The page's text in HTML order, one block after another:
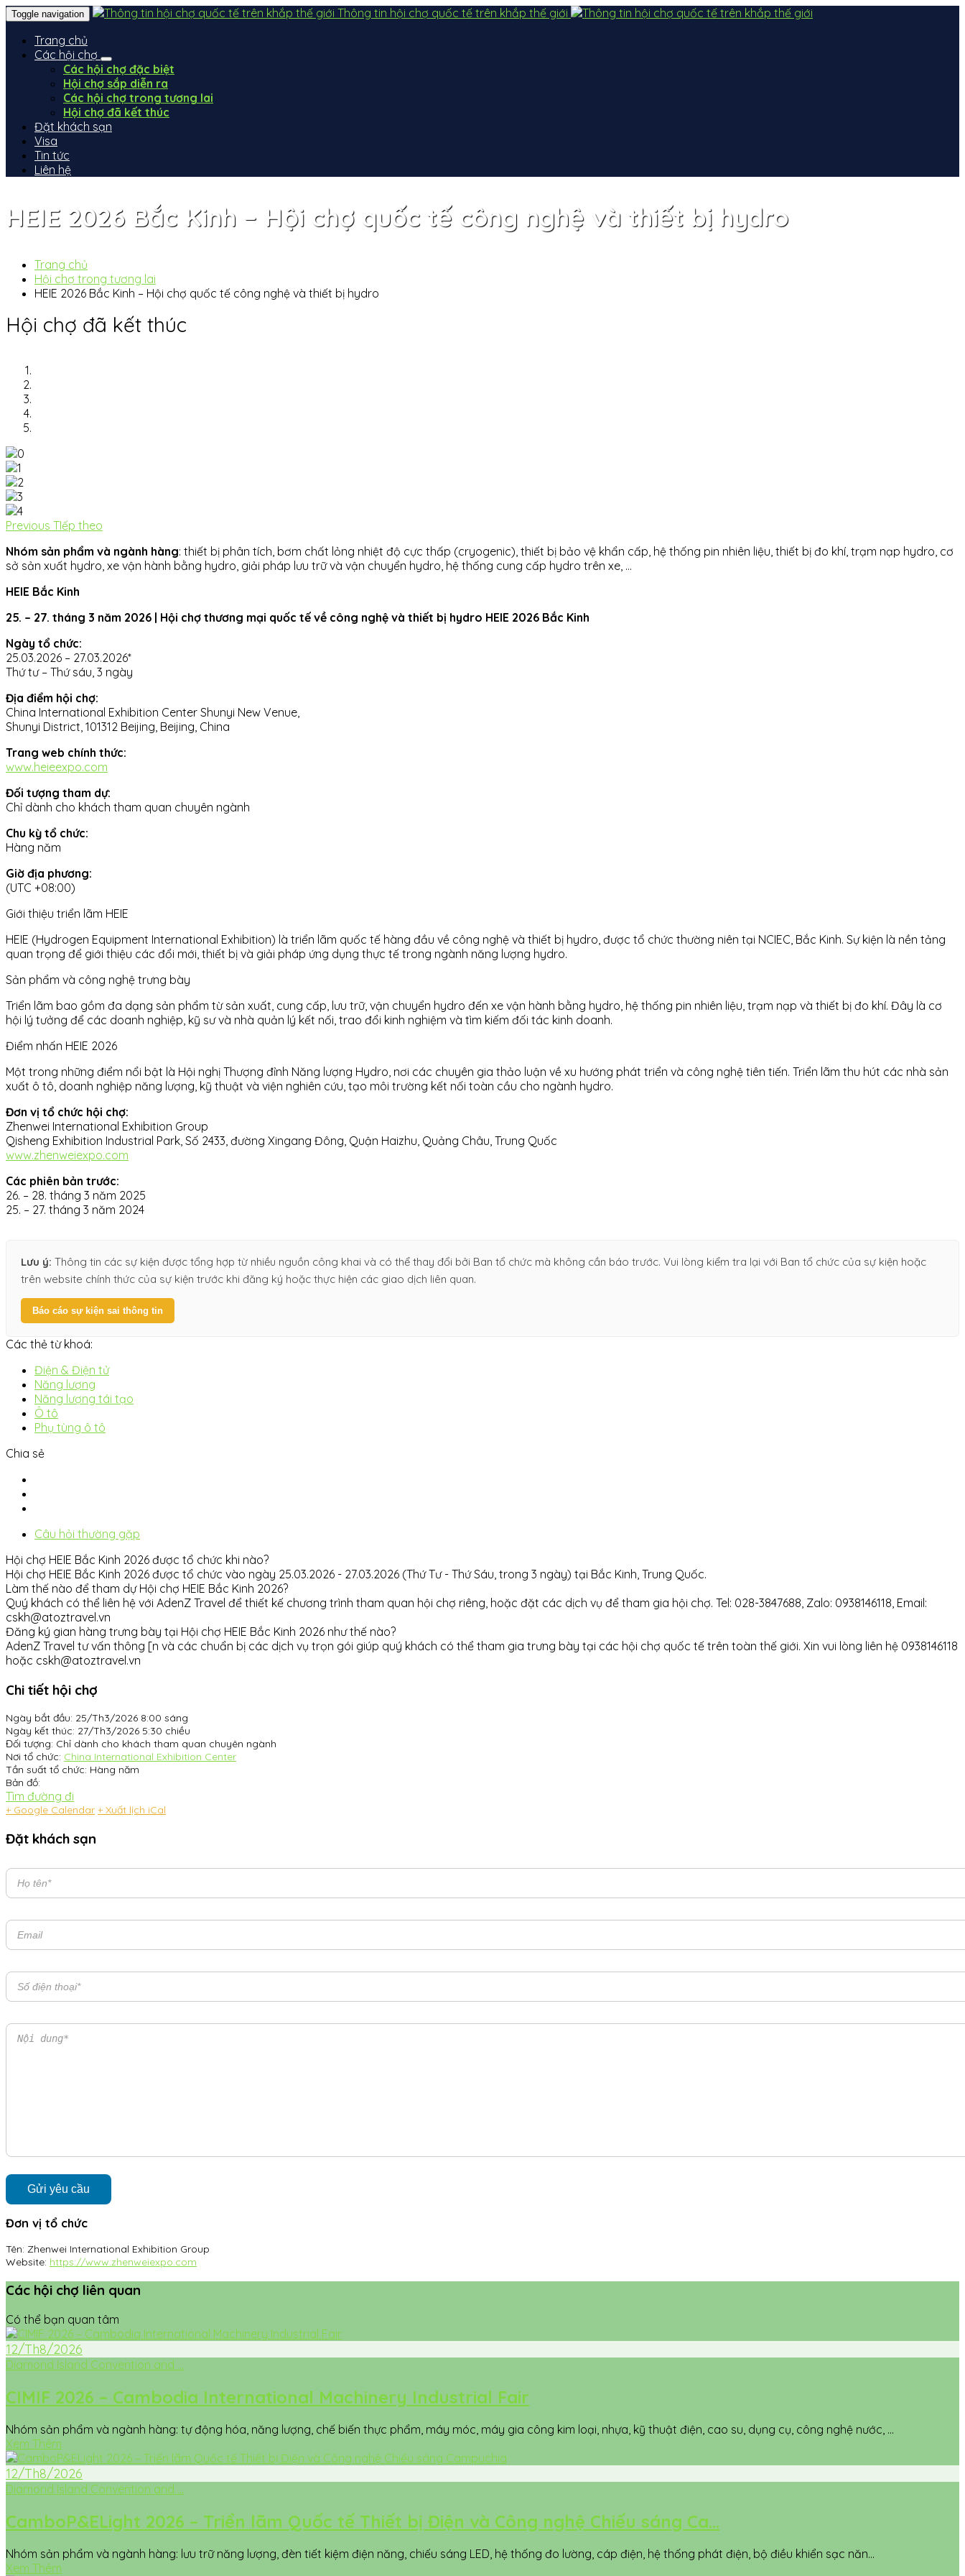
Toggle navigation
Thông tin hội chợ quốc tế trên khắp thế giới
Trang chủ
Các hội chợ
Các hội chợ đặc biệt
Hội chợ sắp diễn ra
Các hội chợ trong tương lai
Hội chợ đã kết thúc
Đặt khách sạn
Visa
Tin tức
Liên hệ
HEIE 2026 Bắc Kinh – Hội chợ quốc tế công nghệ và thiết bị hydro
Trang chủ
Hội chợ trong tương lai
HEIE 2026 Bắc Kinh – Hội chợ quốc tế công nghệ và thiết bị hydro
Hội chợ đã kết thúc
Previous TIếp theo
Nhóm sản phẩm và ngành hàng: thiết bị phân tích, bơm chất lỏng nhiệt độ cực thấp (cryogenic), thiết bị bảo vệ khẩn cấp, hệ thống pin nhiên liệu, thiết bị đo khí, trạm nạp hydro, cơ
sở sản xuất hydro, xe vận hành bằng hydro, giải pháp lưu trữ và vận chuyển hydro, hệ thống cung cấp hydro trên xe, …
HEIE Bắc Kinh
25. – 27. tháng 3 năm 2026 | Hội chợ thương mại quốc tế về công nghệ và thiết bị hydro HEIE 2026 Bắc Kinh
Ngày tổ chức:
25.03.2026 – 27.03.2026*
Thứ tư – Thứ sáu, 3 ngày
Địa điểm hội chợ:
China International Exhibition Center Shunyi New Venue,
Shunyi District, 101312 Beijing, Beijing, China
Trang web chính thức:
www.heieexpo.com
Đối tượng tham dự:
Chỉ dành cho khách tham quan chuyên ngành
Chu kỳ tổ chức:
Hàng năm
Giờ địa phương:
(UTC +08:00)
Giới thiệu triển lãm HEIE
HEIE (Hydrogen Equipment International Exhibition) là triển lãm quốc tế hàng đầu về công nghệ và thiết bị hydro, được tổ chức thường niên tại NCIEC, Bắc Kinh. Sự kiện là nền tảng
quan trọng để giới thiệu các đổi mới, thiết bị và giải pháp ứng dụng thực tế trong ngành năng lượng hydro.
Sản phẩm và công nghệ trưng bày
Triển lãm bao gồm đa dạng sản phẩm từ sản xuất, cung cấp, lưu trữ, vận chuyển hydro đến xe vận hành bằng hydro, hệ thống pin nhiên liệu, trạm nạp và thiết bị đo khí. Đây là cơ
hội lý tưởng để các doanh nghiệp, kỹ sư và nhà quản lý kết nối, trao đổi kinh nghiệm và tìm kiếm đối tác kinh doanh.
Điểm nhấn HEIE 2026
Một trong những điểm nổi bật là Hội nghị Thượng đỉnh Năng lượng Hydro, nơi các chuyên gia thảo luận về xu hướng phát triển và công nghệ tiên tiến. Triển lãm thu hút các nhà sản
xuất ô tô, doanh nghiệp năng lượng, kỹ thuật và viện nghiên cứu, tạo môi trường kết nối toàn cầu cho ngành hydro.
Đơn vị tổ chức hội chợ:
Zhenwei International Exhibition Group
Qisheng Exhibition Industrial Park, Số 2433, đường Xingang Đông, Quận Haizhu, Quảng Châu, Trung Quốc
www.zhenweiexpo.com
Các phiên bản trước:
26. – 28. tháng 3 năm 2025
25. – 27. tháng 3 năm 2024
Lưu ý: Thông tin các sự kiện được tổng hợp từ nhiều nguồn công khai và có thể thay đổi bởi Ban tổ chức mà không cần báo trước. Vui lòng kiểm tra lại với Ban tổ chức của sự kiện hoặc
trên website chính thức của sự kiện trước khi đăng ký hoặc thực hiện các giao dịch liên quan.
Báo cáo sự kiện sai thông tin
Các thẻ từ khoá:
Điện & Điện tử
Năng lượng
Năng lượng tái tạo
Ô tô
Phụ tùng ô tô
Chia sẻ
Câu hỏi thường gặp
Hội chợ HEIE Bắc Kinh 2026 được tổ chức khi nào?
Hội chợ HEIE Bắc Kinh 2026 được tổ chức vào ngày 25.03.2026 - 27.03.2026 (Thứ Tư - Thứ Sáu, trong 3 ngày) tại Bắc Kinh, Trung Quốc.
Làm thế nào để tham dự Hội chợ HEIE Bắc Kinh 2026?
Quý khách có thể liên hệ với AdenZ Travel để thiết kế chương trình tham quan hội chợ riêng, hoặc đặt các dịch vụ để tham gia hội chợ. Tel: 028-3847688, Zalo: 0938146118, Email:
cskh@atoztravel.vn
Đăng ký gian hàng trưng bày tại Hội chợ HEIE Bắc Kinh 2026 như thế nào?
AdenZ Travel tư vấn thông [n và các chuẩn bị các dịch vụ trọn gói giúp quý khách có thể tham gia trưng bày tại các hội chợ quốc tế trên toàn thế giới. Xin vui lòng liên hệ 0938146118
hoặc cskh@atoztravel.vn
Chi tiết hội chợ
Ngày bắt đầu: 25/Th3/2026 8:00 sáng
Ngày kết thúc: 27/Th3/2026 5:30 chiều
Đối tượng: Chỉ dành cho khách tham quan chuyên ngành
Nơi tổ chức: China International Exhibition Center
Tần suất tổ chức: Hàng năm
Bản đồ:
Tìm đường đi
+ Google Calendar + Xuất lịch iCal
Đặt khách sạn
Đơn vị tổ chức
Tên: Zhenwei International Exhibition Group
Website: https://www.zhenweiexpo.com
Các hội chợ liên quan
Có thể bạn quan tâm
12/Th8/2026
Diamond Island Convention and ...
CIMIF 2026 – Cambodia International Machinery Industrial Fair
Nhóm sản phẩm và ngành hàng: tự động hóa, năng lượng, chế biến thực phẩm, máy móc, máy gia công kim loại, nhựa, kỹ thuật điện, cao su, dụng cụ, công nghệ nước, ...
Xem Thêm
12/Th8/2026
Diamond Island Convention and ...
CamboP&ELight 2026 – Triển lãm Quốc tế Thiết bị Điện và Công nghệ Chiếu sáng Ca...
Nhóm sản phẩm và ngành hàng: lưu trữ năng lượng, đèn tiết kiệm điện năng, chiếu sáng LED, hệ thống đo lường, cáp điện, hệ thống phát điện, bộ điều khiển sạc năn...
Xem Thêm